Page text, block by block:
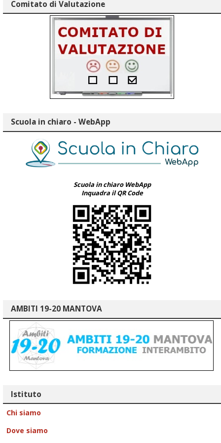
Comitato di Valutazione
Scuola in chiaro - WebApp
Scuola in chiaro WebApp
Inquadra il QR Code
AMBITI 19-20 MANTOVA
Istituto
Chi siamo
Dove siamo